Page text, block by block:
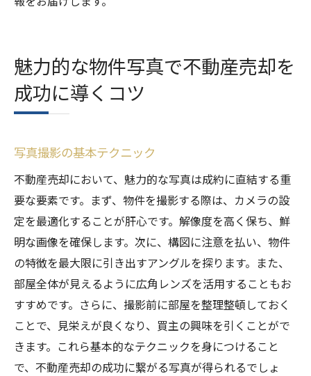
魅力的な物件写真で不動産売却を
成功に導くコツ
写真撮影の基本テクニック
不動産売却において、魅力的な写真は成約に直結する重
要な要素です。まず、物件を撮影する際は、カメラの設
定を最適化することが肝心です。解像度を高く保ち、鮮
明な画像を確保します。次に、構図に注意を払い、物件
の特徴を最大限に引き出すアングルを探ります。また、
部屋全体が見えるように広角レンズを活用することもお
すすめです。さらに、撮影前に部屋を整理整頓しておく
ことで、見栄えが良くなり、買主の興味を引くことがで
きます。これら基本的なテクニックを身につけること
で、不動産売却の成功に繋がる写真が得られるでしょ